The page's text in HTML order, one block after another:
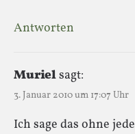
Antworten
Murielsagt:
3. Januar 2010 um 17:07 Uhr
Ich sage das ohne